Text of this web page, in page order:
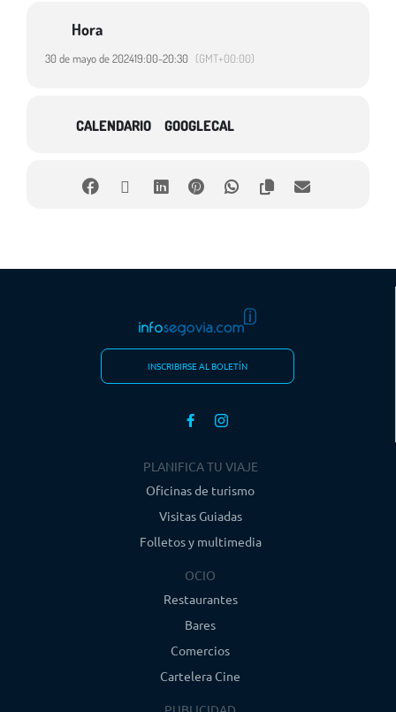
Hora
30 de mayo de 202419:00-20:30 (GMT+00:00)
CALENDARIO GOOGLECAL
INSCRIBIRSE AL BOLETÍN
PLANIFICA TU VIAJE
Oficinas de turismo
Visitas Guiadas
Folletos y multimedia
OCIO
Restaurantes
Bares
Comercios
Cartelera Cine